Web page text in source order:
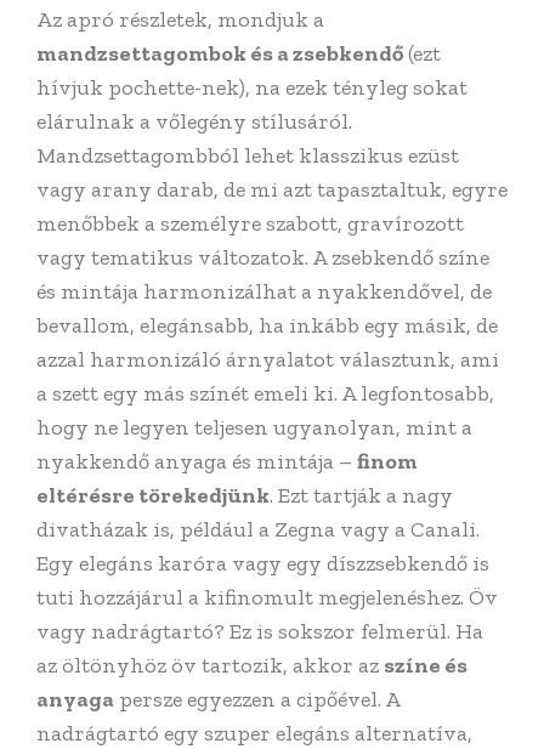
Az apró részletek, mondjuk a
mandzsettagombok és a zsebkendő(ezt
hívjuk pochette-nek), na ezek tényleg sokat
elárulnak a vőlegény stílusáról.
Mandzsettagombból lehet klasszikus ezüst
vagy arany darab, de mi azt tapasztaltuk, egyre
menőbbek a személyre szabott, gravírozott
vagy tematikus változatok. A zsebkendő színe
és mintája harmonizálhat a nyakkendővel, de
bevallom, elegánsabb, ha inkább egy másik, de
azzal harmonizáló árnyalatot választunk, ami
a szett egy más színét emeli ki. A legfontosabb,
hogy ne legyen teljesen ugyanolyan, mint a
nyakkendő anyaga és mintája – finom
eltérésre törekedjünk. Ezt tartják a nagy
divatházak is, például a Zegna vagy a Canali.
Egy elegáns karóra vagy egy díszzsebkendő is
tuti hozzájárul a kifinomult megjelenéshez. Öv
vagy nadrágtartó? Ez is sokszor felmerül. Ha
az öltönyhöz öv tartozik, akkor az színe és
anyaga persze egyezzen a cipőével. A
nadrágtartó egy szuper elegáns alternatíva,